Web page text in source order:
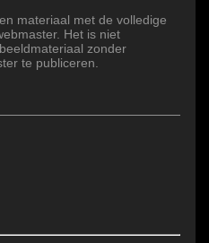
materiaal met de volledige
Het is niet
zonder
te publiceren.